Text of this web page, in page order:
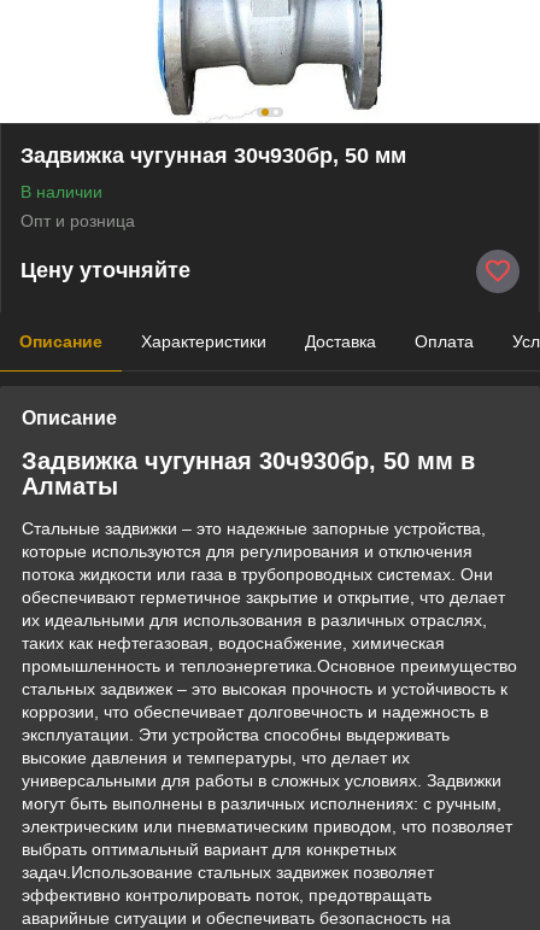
Задвижка чугунная 30ч930бр, 50 мм
В наличии
Опт и розница
Цену уточняйте
Описание Характеристики Доставка Оплата
Описание
Задвижка чугунная 30ч930бр, 50 мм в
Алматы
Стальные задвижки – это надежные запорные устройства,
которые используются для регулирования и отключения
потока жидкости или газа в трубопроводных системах. Они
обеспечивают герметичное закрытие и открытие, что делает
их идеальными для использования в различных отраслях,
таких как нефтегазовая, водоснабжение, химическая
промышленность и теплоэнергетика.Основное преимущество
стальных задвижек – это высокая прочность и устойчивость к
коррозии, что обеспечивает долговечность и надежность в
эксплуатации. Эти устройства способны выдерживать
высокие давления и температуры, что делает их
универсальными для работы в сложных условиях. Задвижки
могут быть выполнены в различных исполнениях: с ручным,
электрическим или пневматическим приводом, что позволяет
выбрать оптимальный вариант для конкретных
задач.Использование стальных задвижек позволяет
эффективно контролировать поток, предотвращать
аварийные ситуации и обеспечивать безопасность на